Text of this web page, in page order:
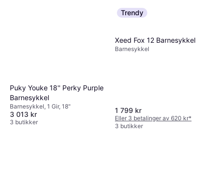
Puky Youke 18'' Perky Purple
Barnesykkel
Barnesykkel, 1 Gir, 18"
3 013 kr
3 butikker
Trendy
Xeed Fox 12 Barnesykkel
Barnesykkel
1 799 kr
Eller 3 betalinger av 620 kr*
3 butikker